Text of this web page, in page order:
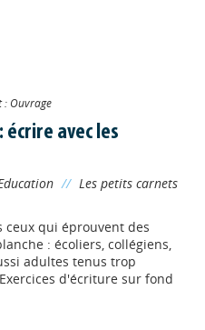
: Ouvrage
écrire avec les
// Les petits carnets
ceux qui éprouvent des
: écoliers, collégiens,
adultes tenus trop
d'écriture sur fond